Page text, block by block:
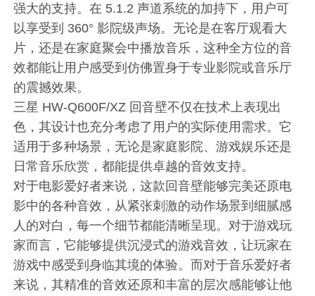
强大的支持。在 5.1.2 声道系统的加持下，用户可
以享受到 360° 影院级声场。无论是在客厅观看大
片，还是在家庭聚会中播放音乐，这种全方位的音
效都能让用户感受到仿佛置身于专业影院或音乐厅
的震撼效果。
三星 HW-Q600F/XZ 回音壁不仅在技术上表现出
色，其设计也充分考虑了用户的实际使用需求。它
适用于多种场景，无论是家庭影院、游戏娱乐还是
日常音乐欣赏，都能提供卓越的音效支持。
对于电影爱好者来说，这款回音壁能够完美还原电
影中的各种音效，从紧张刺激的动作场景到细腻感
人的对白，每一个细节都能清晰呈现。对于游戏玩
家而言，它能够提供沉浸式的游戏音效，让玩家在
游戏中感受到身临其境的体验。而对于音乐爱好者
来说，其精准的音效还原和丰富的层次感能够让他